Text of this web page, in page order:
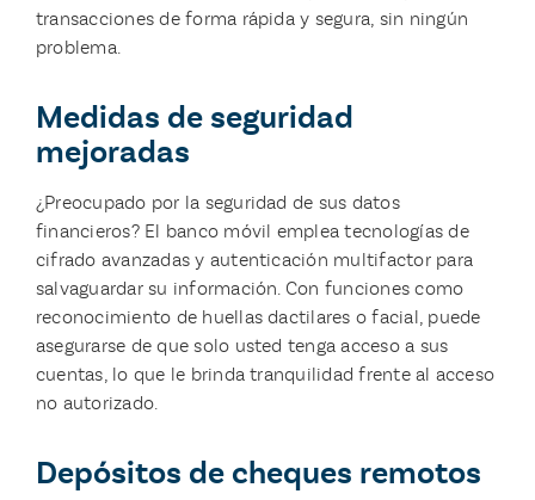
transacciones de forma rápida y segura, sin ningún
problema.
Medidas de seguridad
mejoradas
¿Preocupado por la seguridad de sus datos
financieros? El banco móvil emplea tecnologías de
cifrado avanzadas y autenticación multifactor para
salvaguardar su información. Con funciones como
reconocimiento de huellas dactilares o facial, puede
asegurarse de que solo usted tenga acceso a sus
cuentas, lo que le brinda tranquilidad frente al acceso
no autorizado.
Depósitos de cheques remotos